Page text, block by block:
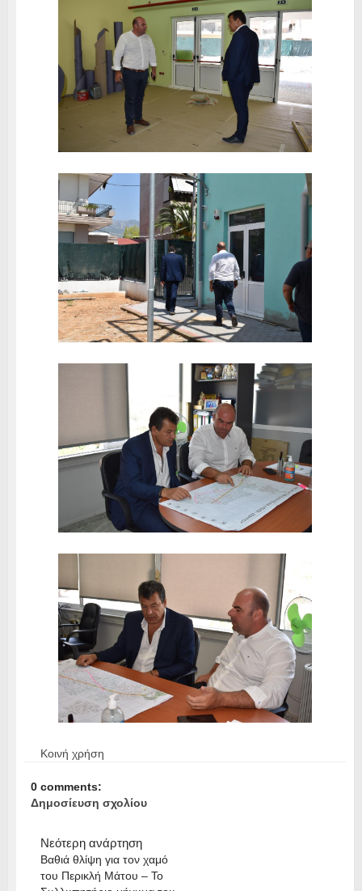
Κοινή χρήση
0 comments:
Δημοσίευση σχολίου
Νεότερη ανάρτηση
Βαθιά θλίψη για τον χαμό
του Περικλή Μάτου – Το